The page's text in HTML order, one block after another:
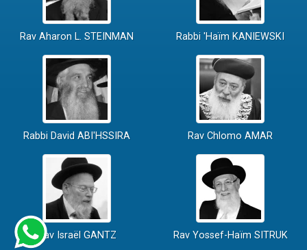
Rav Aharon L. STEINMAN Rabbi 'Haïm KANIEWSKI
Rabbi David ABI'HSSIRA Rav Chlomo AMAR
Rav Israël GANTZ Rav Yossef-Haïm SITRUK